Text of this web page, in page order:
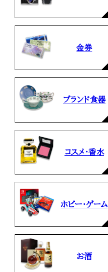
金券
ブランド食器
コスメ・香水
ホビー・ゲーム
お酒